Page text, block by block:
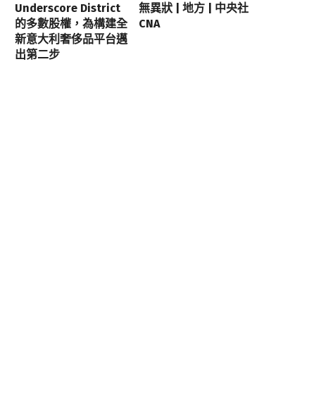
Underscore District
的多數股權，為構建全
新意大利奢侈品平台邁
出第二步
無異狀 | 地方 | 中央社
CNA